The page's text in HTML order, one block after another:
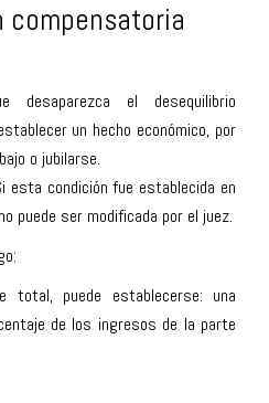
compensatoria
desaparezca el desequilibrio
un hecho económico, por
o jubilarse.
esta condición fue establecida en
puede ser modificada por el juez.
total, puede establecerse: una
de los ingresos de la parte